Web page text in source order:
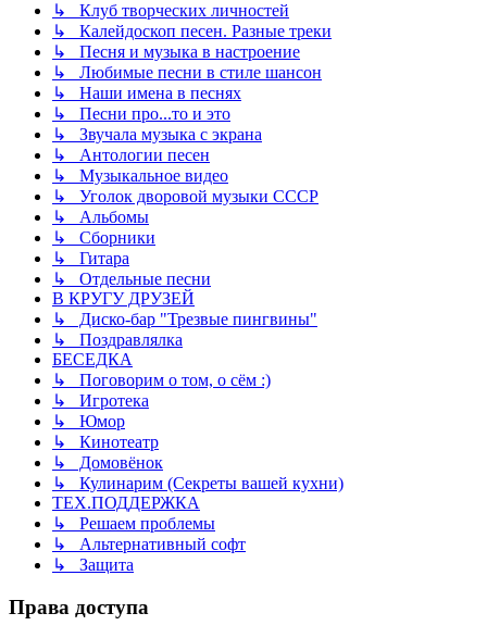
↳ Клуб творческих личностей
↳ Калейдоскоп песен. Разные треки
↳ Песня и музыка в настроение
↳ Любимые песни в стиле шансон
↳ Наши имена в песнях
↳ Песни про...то и это
↳ Звучала музыка с экрана
↳ Антологии песен
↳ Музыкальное видео
↳ Уголок дворовой музыки СССР
↳ Альбомы
↳ Сборники
↳ Гитара
↳ Отдельные песни
В КРУГУ ДРУЗЕЙ
↳ Диско-бар "Трезвые пингвины"
↳ Поздравлялка
БЕСЕДКА
↳ Поговорим о том, о сём :)
↳ Игротека
↳ Юмор
↳ Кинотеатр
↳ Домовёнок
↳ Кулинарим (Секреты вашей кухни)
ТЕХ.ПОДДЕРЖКА
↳ Решаем проблемы
↳ Альтернативный софт
↳ Защита
Права доступа